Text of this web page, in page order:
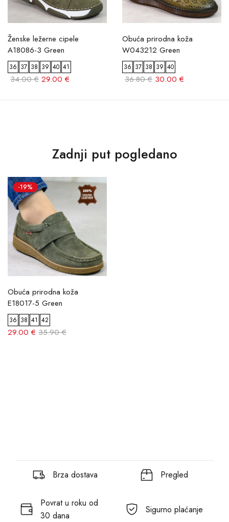
Ženske ležerne cipele
A18086-3 Green
36 37 38 39 40 41
34.00 € 29.00 €
Obuća prirodna koža
W043212 Green
36 37 38 39 40
36.80 € 30.00 €
Zadnji put pogledano
-19%
Obuća prirodna koža
E18017-5 Green
36 38 41 42
29.00 € 35.90 €
Brza dostava Pregled
Povrat u roku od
30 dana
Sigurno plaćanje